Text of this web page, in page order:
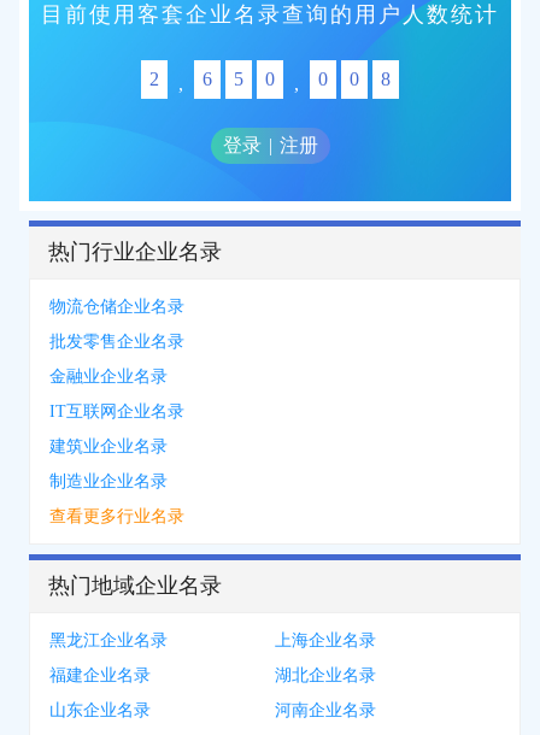
目前使用客套企业名录查询的用户人数统计
2 , 6 5 0 , 0 0 8
登录 | 注册
热门行业企业名录
物流仓储企业名录
批发零售企业名录
金融业企业名录
IT互联网企业名录
建筑业企业名录
制造业企业名录
查看更多行业名录
热门地域企业名录
黑龙江企业名录
上海企业名录
福建企业名录
湖北企业名录
山东企业名录
河南企业名录